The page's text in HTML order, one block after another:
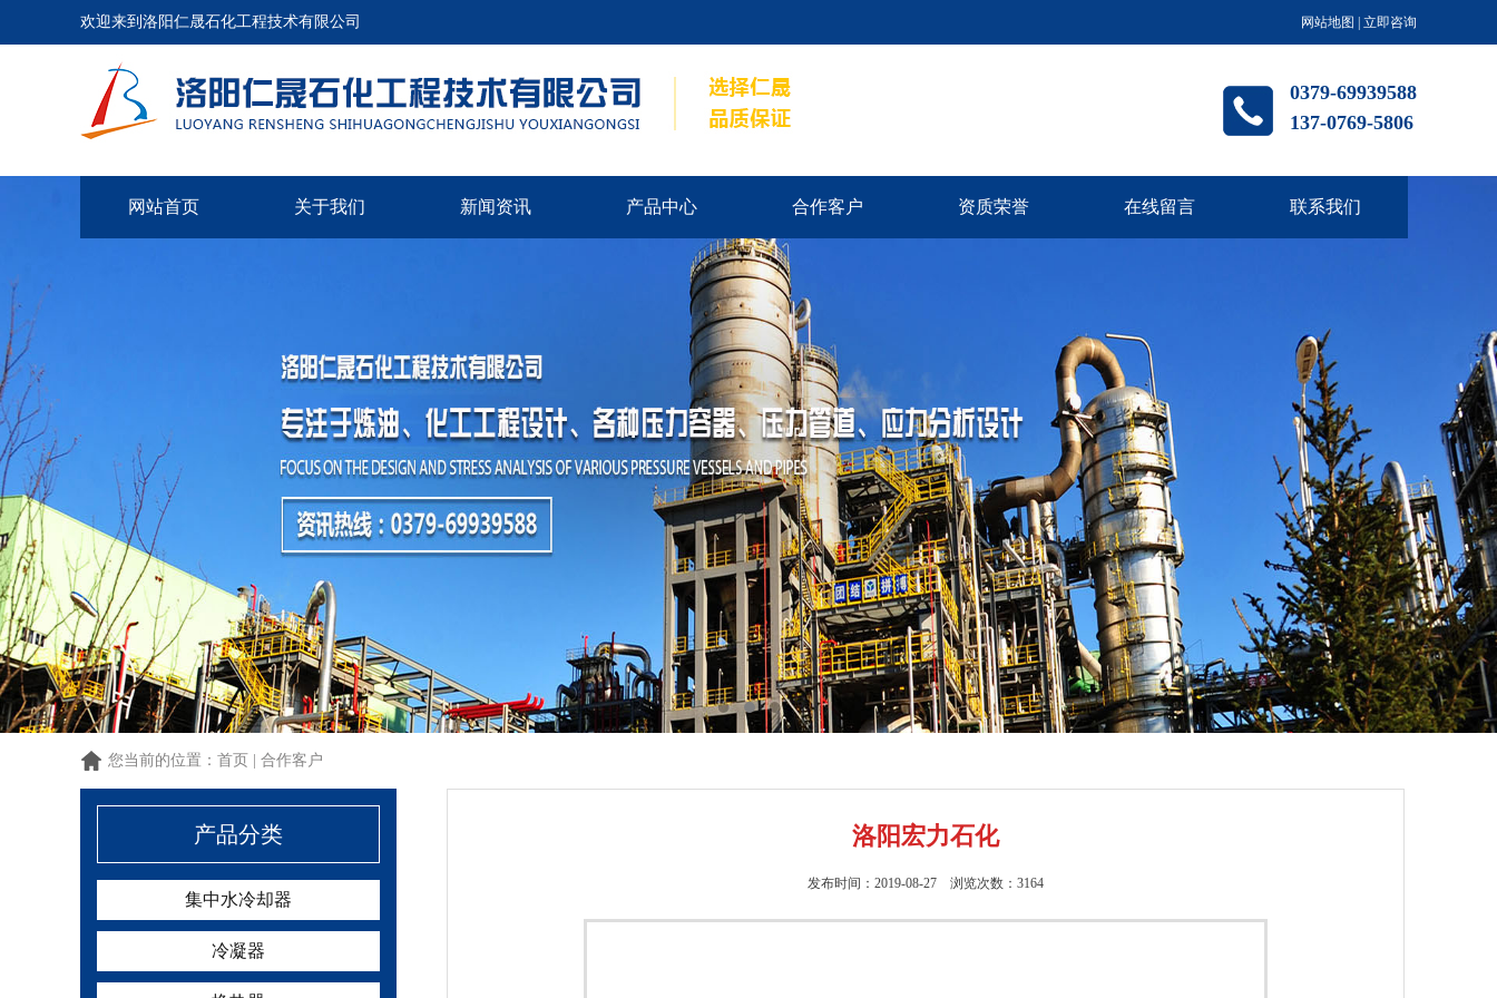
欢迎来到洛阳仁晟石化工程技术有限公司 网站地图 立即咨询
0379-69939588
137-0769-5806
网站首页 关于我们 新闻资讯 产品中心 合作客户 资质荣誉 在线留言 联系我们
1 1 1
您当前的位置： 首页 合作客户
产品分类
集中水冷却器
冷凝器
洛阳宏力石化
发布时间：2019-08-27 浏览次数：3164